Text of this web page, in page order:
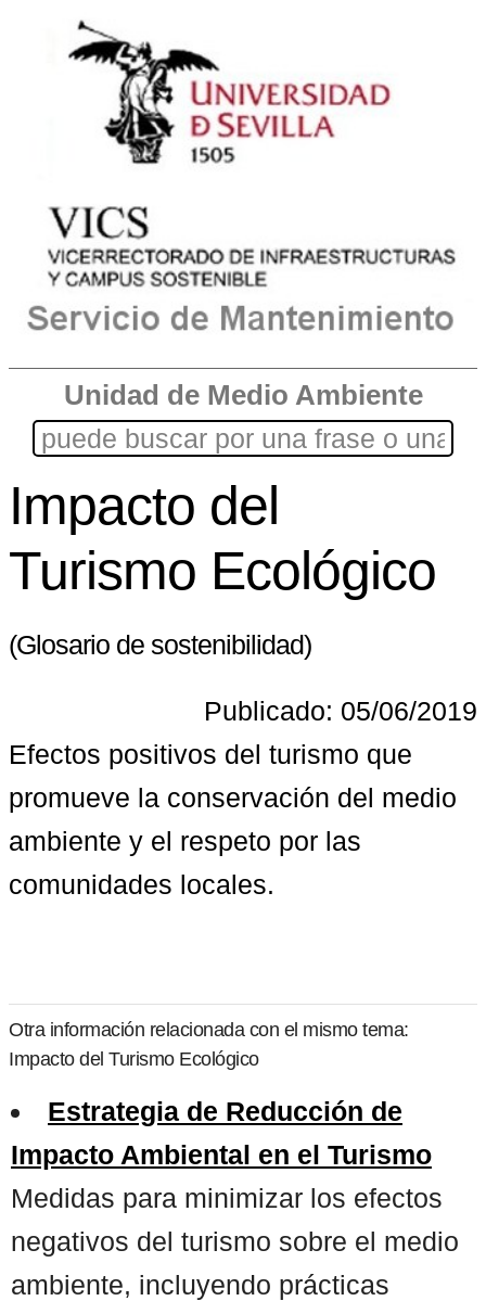
Unidad de Medio Ambiente
Impacto del
Turismo Ecológico
(Glosario de sostenibilidad)
Publicado: 05/06/2019
Efectos positivos del turismo que
promueve la conservación del medio
ambiente y el respeto por las
comunidades locales.
Otra información relacionada con el mismo tema:
Impacto del Turismo Ecológico
Estrategia de Reducción de
Impacto Ambiental en el Turismo
Medidas para minimizar los efectos
negativos del turismo sobre el medio
ambiente, incluyendo prácticas